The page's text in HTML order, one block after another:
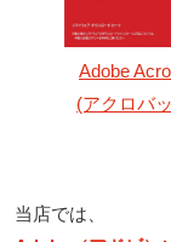
Adobe
(アクロバ
当店では、